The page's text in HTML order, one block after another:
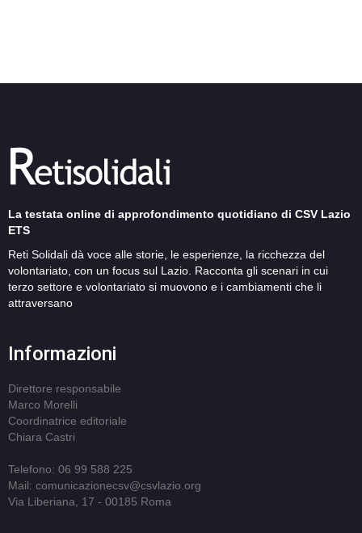
La testata online di approfondimento quotidiano di CSV Lazio
ETS
Reti Solidali dà voce alle storie, le esperienze, la ricchezza del
volontariato, con un focus sul Lazio. Racconta gli scenari in cui
terzo settore e volontariato si muovono e i cambiamenti che li
attraversano
Informazioni
Direttore responsabile
Marco Morelli
Coordinatrice editoriale
Chiara Castri
Telefono: 06 99 588 225
Mail: comunicazionecsv@csvlazio.org
Via Liberiana, 17 - 00185 Roma